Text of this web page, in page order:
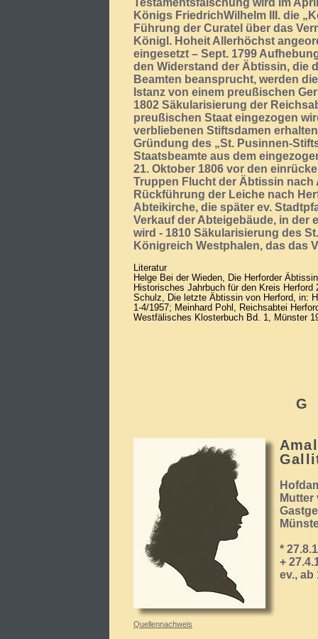
Testamentsfälschung wird im
Königs FriedrichWilhelm III. die
Führung der Curatel über das
Königl. Hoheit Allerhöchst
eingesetzt – Sept. 1799
den Widerstand der Äbtissin, die
Beamten beansprucht, werden
Istanz von einem preußischen
1802 Säkularisierung der
preußischen Staat eingezogen
verbliebenen Stiftsdamen
Gründung des „St. Pusinnen-
Staatsbeamte aus dem
21. Oktober 1806 vor den
Truppen Flucht der Äbtissin nach
Rückführung der Leiche nach
Abteikirche, die später ev.
Verkauf der Abteigebäude, in der
wird - 1810 Säkularisierung des
Königreich Westphalen, das das
Literatur
Helge Bei der Wieden, Die Herforder
Historisches Jahrbuch für den Kreis
Schulz, Die letzte Äbtissin von Herford, in:
1-4/1957; Meinhard Pohl, Reichsabtei
Westfälisches Klosterbuch Bd. 1, Münster
G
Quellennachweis
Mutter
*
+
ev., ab